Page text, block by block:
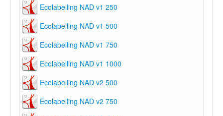
Ecolabelling NAD v1 250
Ecolabelling NAD v1 500
Ecolabelling NAD v1 750
Ecolabelling NAD v1 1000
Ecolabelling NAD v2 500
Ecolabelling NAD v2 750